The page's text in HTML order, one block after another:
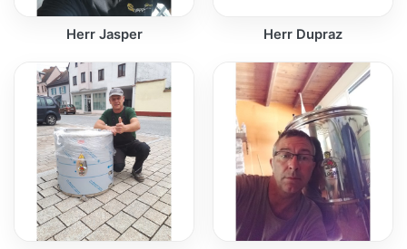
Herr Jasper Herr Dupraz